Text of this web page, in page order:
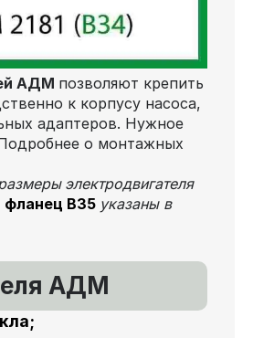
АДМ позволяют крепить
к корпусу насоса,
адаптеров. Нужное
о монтажных
электродвигателя
фланец В35 указаны в
АДМ
;